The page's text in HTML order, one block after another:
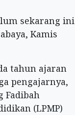
sekarang ini
Kamis
tahun ajaran
pengajarnya,
Fadibah
(LPMP)